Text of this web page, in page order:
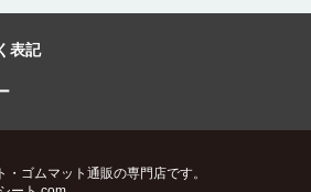
表記
ゴムマット通販の専門店です。